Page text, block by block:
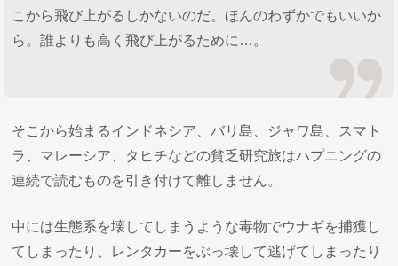
こから飛び上がるしかないのだ。ほんのわずかでもいいか
ら。誰よりも高く飛び上がるために…。
そこから始まるインドネシア、バリ島、ジャワ島、スマト
ラ、マレーシア、タヒチなどの貧乏研究旅はハプニングの
連続で読むものを引き付けて離しません。
中には生態系を壊してしまうような毒物でウナギを捕獲し
てしまったり、レンタカーをぶっ壊して逃げてしまったり